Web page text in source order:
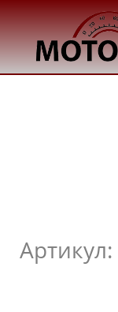
Артикул: